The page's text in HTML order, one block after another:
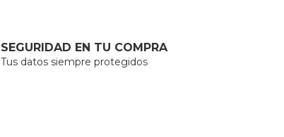
SEGURIDAD EN TU COMPRA
Tus datos siempre protegidos